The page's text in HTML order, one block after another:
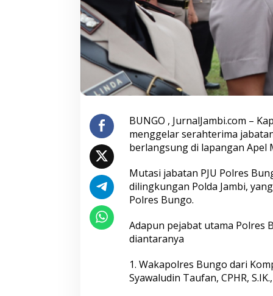
e
p
a
P
j
a
b
a
U
t
a
d
a
n
t
BUNGO , JurnalJambi.com –
menggelar serahterima
berlangsung di lapangan Apel
Mutasi jabatan PJU Polres
dilingkungan Polda Jambi,
Polres Bungo.
Adapun pejabat utama Polres
diantaranya
1. Wakapolres Bungo dari
Syawaludin Taufan, CPHR,